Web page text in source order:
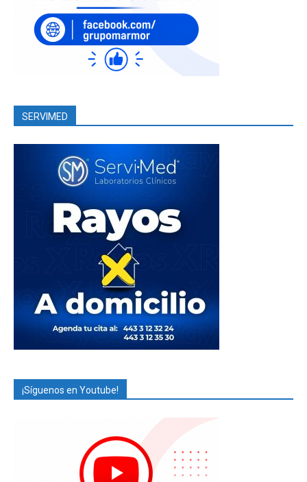
SERVIMED
¡Síguenos en Youtube!